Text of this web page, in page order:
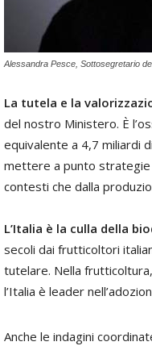
Alessandra Pesce, Sottosegretario
La tutela e la
del nostro Ministero. È
equivalente a 4,7 miliardi
mettere a punto
contesti che dalla
L’Italia è la culla della
secoli dai frutticoltori
tutelare. Nella
l’Italia è leader
Anche le indagini